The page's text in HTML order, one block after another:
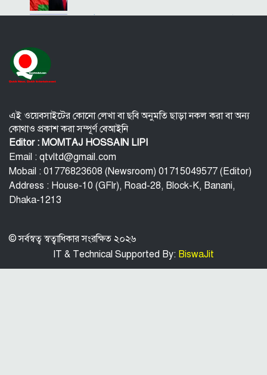
কর্মস্থলে নারী সহকর্মী নির্যাতন: রাঙামাটিতে
সরকারি কর্মকর্তা গ্রেফতার
ভেনেজুয়েলায় হামলার নির্দেশ দিয়েছেন ট্রাম্প
এই ওয়েবসাইটের কোনো লেখা বা ছবি অনুমতি ছাড়া নকল করা বা অন্য
কোথাও প্রকাশ করা সম্পূর্ণ বেআইনি
Editor : MOMTAJ HOSSAIN LIPI
Email : qtvltd@gmail.com
Mobail : 01776823608 (Newsroom) 01715049577 (Editor)
Address : House-10 (GFlr), Road-28, Block-K, Banani,
Dhaka-1213
© সর্বস্বত্ব স্বত্বাধিকার সংরক্ষিত ২০২৬
IT & Technical Supported By: BiswaJit